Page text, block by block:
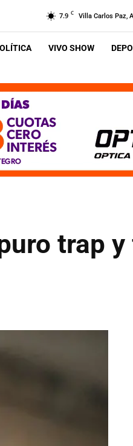
7.9 C Villa Carlos Paz,
VIVO SHOW
trap